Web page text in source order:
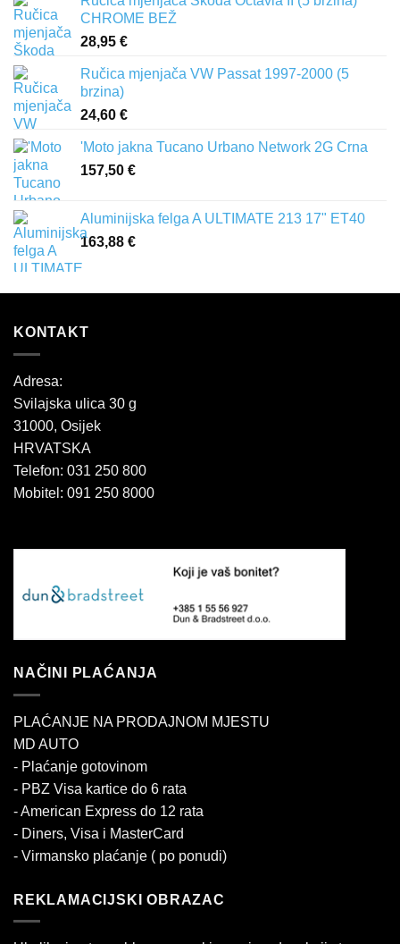
CHROME BEŽ
28,95 €
Ručica mjenjača VW Passat 1997-2000 (5
brzina)
24,60 €
'Moto jakna Tucano Urbano Network 2G Crna
157,50 €
Aluminijska felga A ULTIMATE 213 17" ET40
163,88 €
KONTAKT
Adresa:
Svilajska ulica 30 g
31000, Osijek
HRVATSKA
Telefon: 031 250 800
Mobitel: 091 250 8000
NAČINI PLAĆANJA
PLAĆANJE NA PRODAJNOM MJESTU
MD AUTO
- Plaćanje gotovinom
- PBZ Visa kartice do 6 rata
- American Express do 12 rata
- Diners, Visa i MasterCard
- Virmansko plaćanje ( po ponudi)
REKLAMACIJSKI OBRAZAC